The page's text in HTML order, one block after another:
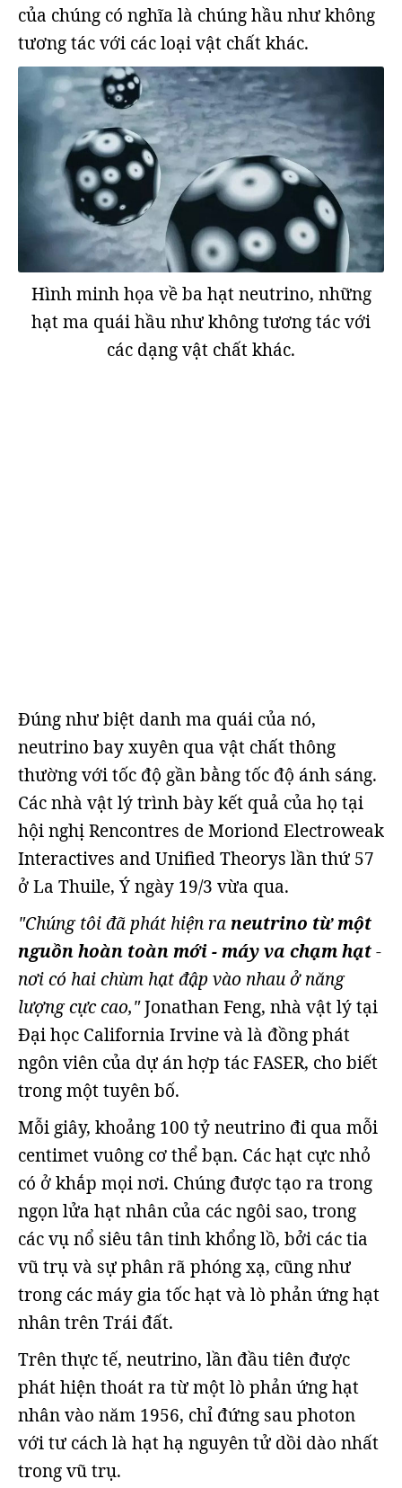
của chúng có nghĩa là chúng hầu như không
tương tác với các loại vật chất khác.
Hình minh họa về ba hạt neutrino, những
hạt ma quái hầu như không tương tác với
các dạng vật chất khác.
Đúng như biệt danh ma quái của nó,
neutrino bay xuyên qua vật chất thông
thường với tốc độ gần bằng tốc độ ánh sáng.
Các nhà vật lý trình bày kết quả của họ tại
hội nghị Rencontres de Moriond Electroweak
Interactives and Unified Theorys lần thứ 57
ở La Thuile, Ý ngày 19/3 vừa qua.
"Chúng tôi đã phát hiện raneutrino từ một
nguồn hoàn toàn mới - máy va chạm hạt-
nơi có hai chùm hạt đập vào nhau ở năng
lượng cực cao,"Jonathan Feng, nhà vật lý tại
Đại học California Irvine và là đồng phát
ngôn viên của dự án hợp tác FASER, cho biết
trong một tuyên bố.
Mỗi giây, khoảng 100 tỷ neutrino đi qua mỗi
centimet vuông cơ thể bạn. Các hạt cực nhỏ
có ở khắp mọi nơi. Chúng được tạo ra trong
ngọn lửa hạt nhân của các ngôi sao, trong
các vụ nổ siêu tân tinh khổng lồ, bởi các tia
vũ trụ và sự phân rã phóng xạ, cũng như
trong các máy gia tốc hạt và lò phản ứng hạt
nhân trên Trái đất.
Trên thực tế, neutrino, lần đầu tiên được
phát hiện thoát ra từ một lò phản ứng hạt
nhân vào năm 1956, chỉ đứng sau photon
với tư cách là hạt hạ nguyên tử dồi dào nhất
trong vũ trụ.